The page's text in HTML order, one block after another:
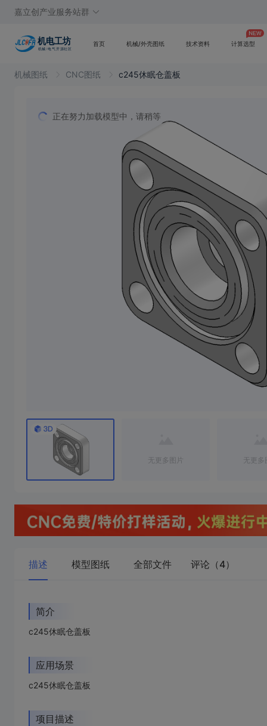
嘉立创产业服务站群
首页 机械/外壳图纸 技术资料 计算选型
机械图纸 CNC图纸 c245休眠仓盖板
正在努力加载模型中，请稍等
无更多图片 无更
描述 模型图纸 全部文件 评论（4）
简介
c245休眠仓盖板
应用场景
c245休眠仓盖板
项目描述